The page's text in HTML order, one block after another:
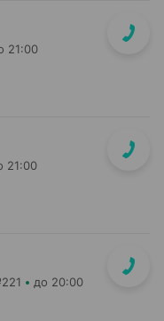
21:00
21:00
до 20:00